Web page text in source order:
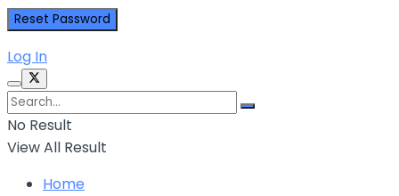
Log In
No Result
View All Result
Home